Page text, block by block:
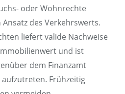
oder Wohnrechte
des Verkehrswerts.
liefert valide Nachweise
und ist
dem Finanzamt
Frühzeitig